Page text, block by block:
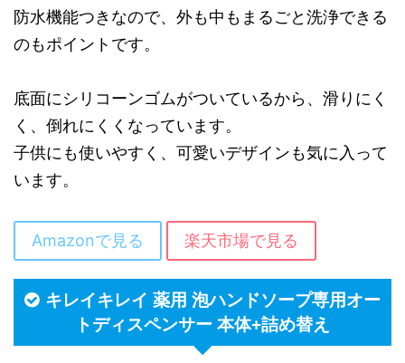
防水機能つきなので、外も中もまるごと洗浄できる
のもポイントです。
底面にシリコーンゴムがついているから、滑りにく
く、倒れにくくなっています。
子供にも使いやすく、可愛いデザインも気に入って
います。
Amazonで見る 楽天市場で見る
キレイキレイ 薬用 泡ハンドソープ専用オー
トディスペンサー 本体+詰め替え